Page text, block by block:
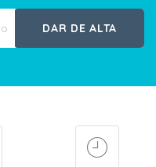
DAR DE ALTA